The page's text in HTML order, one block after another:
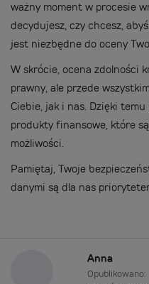
ważny moment w procesie
decydujesz, czy chcesz,
jest niezbędne do oceny
W skrócie, ocena zdolności
prawny, ale przede
Ciebie, jak i nas. Dzięki
produkty finansowe, które
możliwości.
Pamiętaj, Twoje
danymi są dla nas
Anna
Opublikowano: